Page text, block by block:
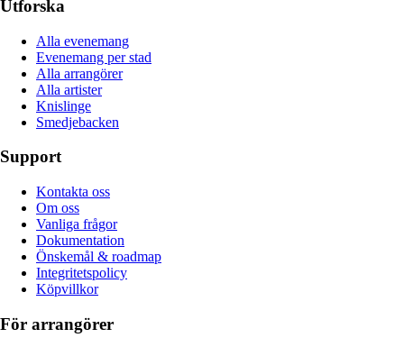
Utforska
Alla evenemang
Evenemang per stad
Alla arrangörer
Alla artister
Knislinge
Smedjebacken
Support
Kontakta oss
Om oss
Vanliga frågor
Dokumentation
Önskemål & roadmap
Integritetspolicy
Köpvillkor
För arrangörer